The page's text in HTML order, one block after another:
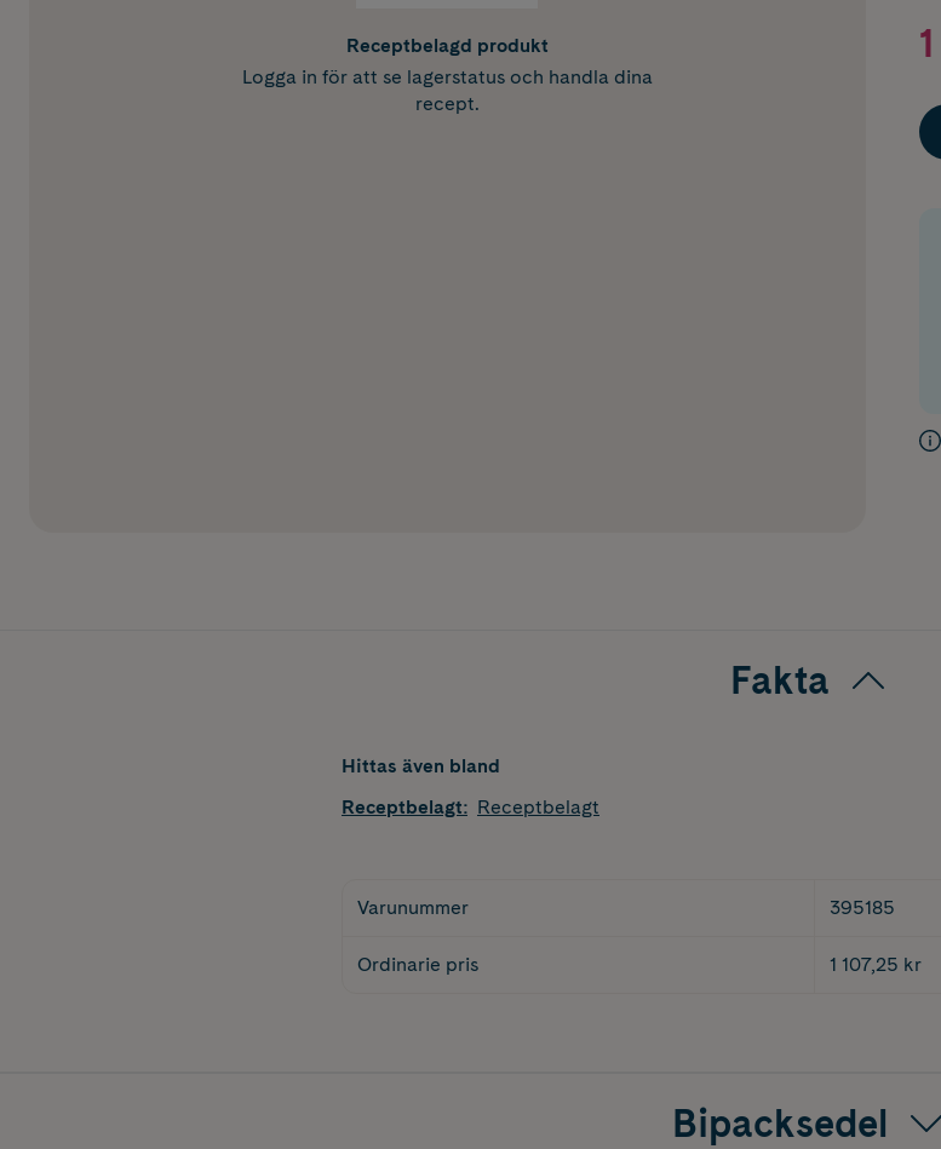
Receptbelagd produkt
Logga in för att se lagerstatus och handla dina
recept.
Fakta
Hittas även bland
Receptbelagt: Receptbelagt
Varunummer 395185
Ordinarie pris 1 107,25 kr
Bipacksedel